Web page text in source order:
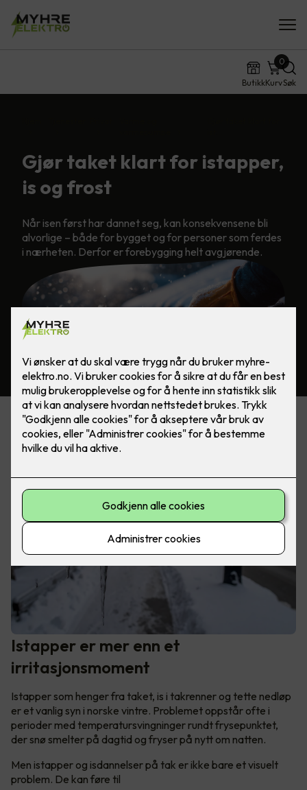
ButikkKurv
0
Søk
Gjør taket klart for istapper,
is og frost
Når isen først har dannet seg, kan konsekvensene bli
alvorlige – både for bygget og for personer som ferdes
i nærheten. Derfor er forebygging helt avgjørende.
Istapper er mer enn et
irritasjonsmoment
Istapper som henger fra taket, is i takrenner og tette nedløp
er et vanlig syn i norske vintre. Problemet oppstår ofte i
perioder med temperatursvingninger rundt frysepunktet,
der snø smelter på dagtid og fryser på nytt om natten.
Men istapper og isdannelser på tak er ikke bare et visuelt
problem. De kan føre til